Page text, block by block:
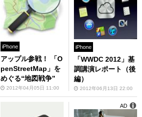
iPhone
アップル参戦！ 「O
penStreetMap」を
めぐる“地図戦争”
2012年04月05日 11:00
iPhone
「WWDC 2012」基
調講演レポート（後
編）
2012年06月13日 22:00
AD